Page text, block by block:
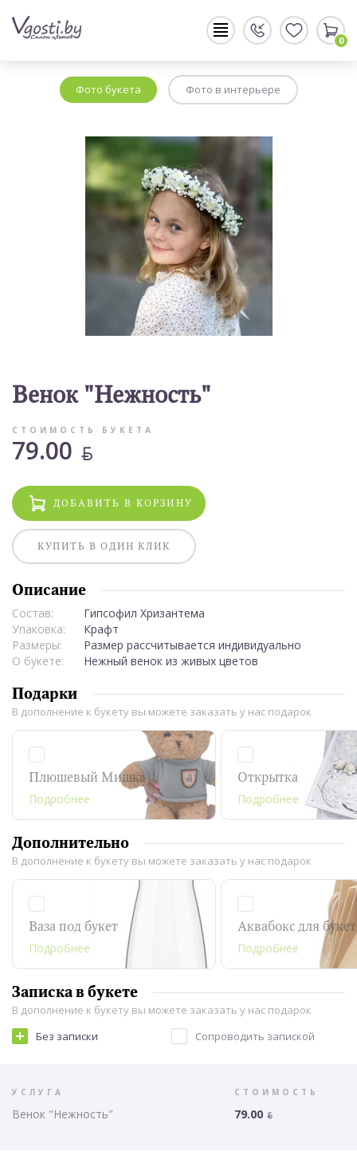
0
Фото букета Фото в интерьере
Венок "Нежность"
СТОИМОСТЬ БУКЕТА
79.00 BYN
ДОБАВИТЬ В КОРЗИНУ
КУПИТЬ В ОДИН КЛИК
Описание
Состав:
Гипсофил Хризантема
Упаковка:
Крафт
Размеры:
Размер рассчитывается индивидуально
О букете:
Нежный венок из живых цветов
Подарки
В дополнение к букету вы можете заказать у нас подарок
Плюшевый Мишка
Подробнее
Открытка
Подробнее
Дополнительно
В дополнение к букету вы можете заказать у нас подарок
Ваза под букет
Подробнее
Аквабокс для
Подробнее
Записка в букете
В дополнение к букету вы можете заказать у нас подарок
Без записки
Сопроводить запиской
УСЛУГА СТОИМОСТЬ
Венок "Нежность" 79.00 BYN